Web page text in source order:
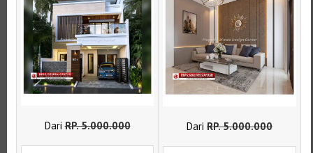
DariRP.5.000.000 DariRP.5.000.000